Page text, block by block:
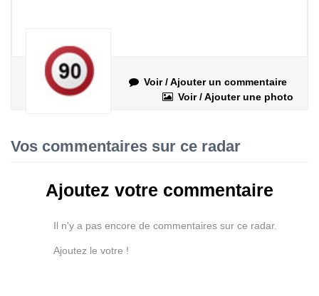
Voir / Ajouter un commentaire
Voir / Ajouter une photo
Vos commentaires sur ce radar
Ajoutez votre commentaire
Il n'y a pas encore de commentaires sur ce radar.
Ajoutez le votre !